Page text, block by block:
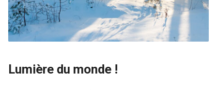
Lumière du monde !